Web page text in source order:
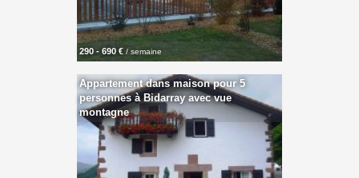
290 - 690 € / semaine
Appartement dans maison pour 5
personnes à Bidarray avec vue
montagne